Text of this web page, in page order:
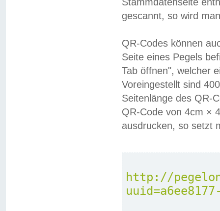
gescannt, so wird
QR-Codes können
Seite eines Pegels
Tab öffnen", welcher
Voreingestellt sind
Seitenlänge des QR-
QR-Code von 4cm ×
ausdrucken, so setzt
http://